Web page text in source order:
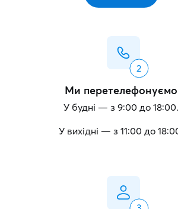
Ми перетелефонуємо
У будні — з 9:00 до 18:00.
У вихідні — з 11:00 до